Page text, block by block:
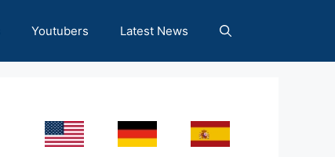
Youtubers Latest News